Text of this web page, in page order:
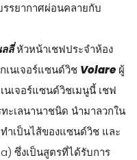
รยากาศผ่อนคลายกับ
ลี่หัวหน้าเชฟประจำห้อง
เนเจอร์แซนด์วิช Volare ผู้
เจอร์แซนด์วิชเมนูนี้ เชฟ
ะเลนานาชนิด นำมาลวกใน
เป็นไส้ของแซนด์วิช และ
ซึ่งเป็นสูตรที่ได้รับการ